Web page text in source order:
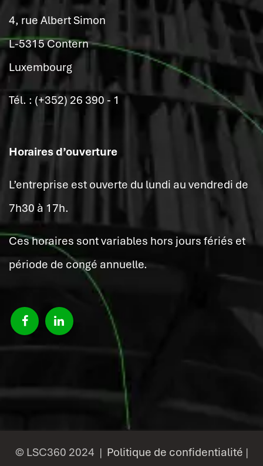
4, rue Albert Simon
L-5315 Contern
Luxembourg
Tél. : (+352) 26 390 - 1
Horaires d’ouverture
L’entreprise est ouverte du lundi au vendredi de
7h30 à 17h.
Ces horaires sont variables hors jours fériés et
période de congé annuelle.
© LSC360 2024 | Politique de confidentialité |